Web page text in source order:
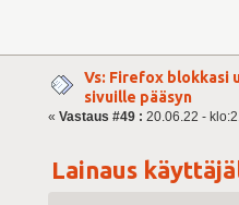
Vs: Firefox blokkasi
sivuille pääsyn
« Vastaus #49 : 20.06.22 -
Lainaus